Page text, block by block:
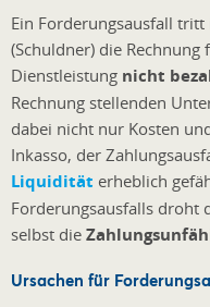
Ein Forderungsausfall
(Schuldner) die
Dienstleistung nicht
Rechnung stellenden
dabei nicht nur Kosten
Inkasso, der
Liquidität erheblich
Forderungsausfalls droht
selbst die
Ursachen für